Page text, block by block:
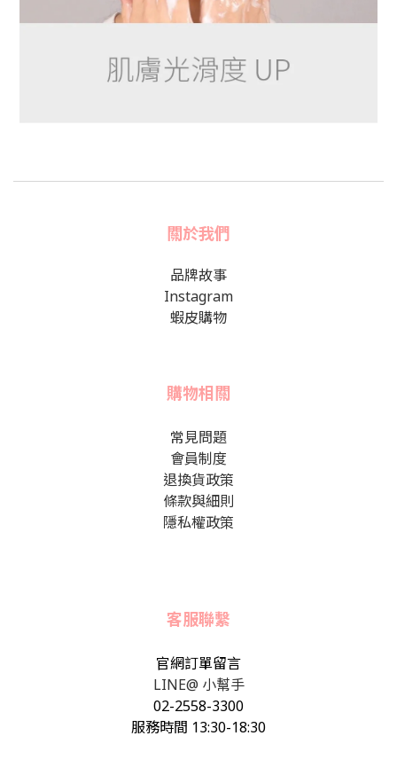
關於我們
品牌故事
Instagram
蝦皮購物
購物相關
常見問題
會員制度
退換貨政策
條款與細則
隱私權政策
客服聯繫
官網訂單留言
LINE@ 小幫手
02-2558-3300
服務時間 13:30-18:30